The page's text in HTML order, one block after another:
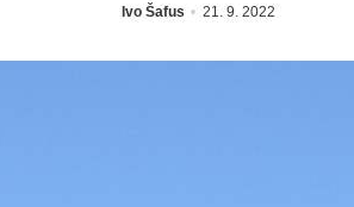
Ivo Šafus 21. 9. 2022